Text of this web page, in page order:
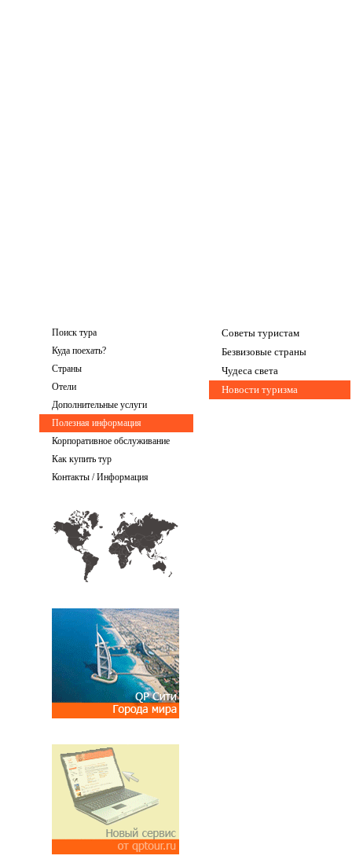
Поиск тура
Куда поехать?
Страны
Отели
Дополнительные услуги
Полезная информация
Корпоративное обслуживание
Как купить тур
Контакты / Информация
Советы туристам
Безвизовые страны
Чудеса света
Новости туризма